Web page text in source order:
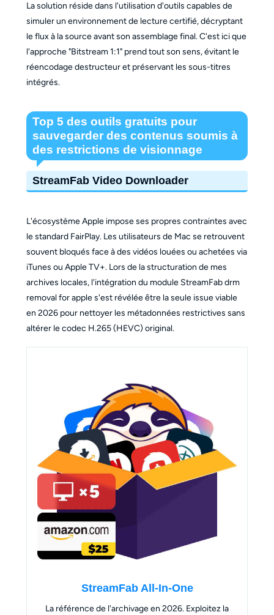
La solution réside dans l'utilisation d'outils capables de
simuler un environnement de lecture certifié, décryptant
le flux à la source avant son assemblage final. C'est ici que
l'approche "Bitstream 1:1" prend tout son sens, évitant le
réencodage destructeur et préservant les sous-titres
intégrés.
Top 5 des outils gratuits pour
sauvegarder des contenus soumis à
des restrictions de visionnage
StreamFab Video Downloader
L'écosystème Apple impose ses propres contraintes avec
le standard FairPlay. Les utilisateurs de Mac se retrouvent
souvent bloqués face à des vidéos louées ou achetées via
iTunes ou Apple TV+. Lors de la structuration de mes
archives locales, l'intégration du module StreamFab drm
removal for apple s'est révélée être la seule issue viable
en 2026 pour nettoyer les métadonnées restrictives sans
altérer le codec H.265 (HEVC) original.
StreamFab All-In-One
La référence de l'archivage en 2026. Exploitez la